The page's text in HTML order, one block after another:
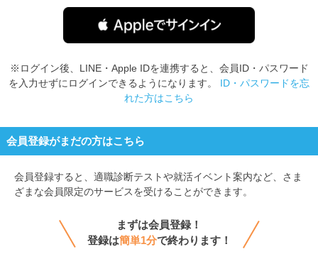
※ログイン後、LINE・Apple IDを連携すると、会員ID・パスワード
を入力せずにログインできるようになります。 ID・パスワードを忘
れた方はこちら
会員登録がまだの方はこちら
会員登録すると、 適職診断テストや就活イベント案内など、さま
ざまな会員限定のサービスを受けることができます。
まずは会員登録！
登録は簡単1分で終わります！